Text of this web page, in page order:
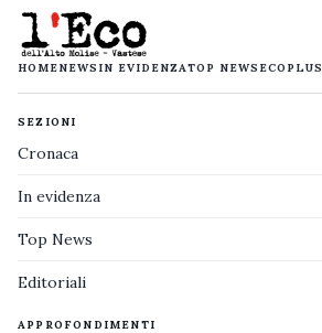
HOMENEWS IN EVIDENZATOP NEWS ECOPLUS
SEZIONI
Cronaca
In evidenza
Top News
Editoriali
APPROFONDIMENTI